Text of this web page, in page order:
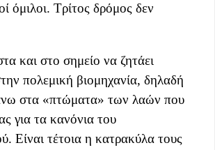
όμιλοι. Τρίτος δρόμος δεν
και στο σημείο να ζητάει
πολεμική βιομηχανία, δηλαδή
στα «πτώματα» των λαών που
για τα κανόνια του
Είναι τέτοια η κατρακύλα τους